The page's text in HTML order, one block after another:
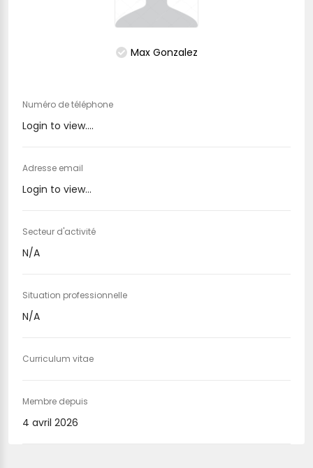
Max Gonzalez
Numéro de téléphone
Login to view....
Adresse email
Login to view...
Secteur d'activité
N/A
Situation professionnelle
N/A
Curriculum vitae
Membre depuis
4 avril 2026